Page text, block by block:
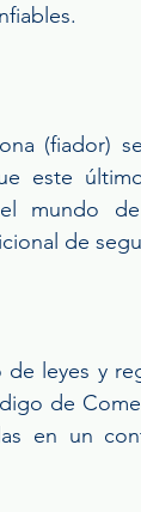
(fiador)
este
el mundo
de
leyes y
de
en un